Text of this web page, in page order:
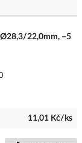
Ø28,3/22,0mm, –5
11,01 Kč/ks